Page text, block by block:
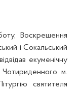
Воскрешення
і Сокальський
екуменічну
м.
святителя